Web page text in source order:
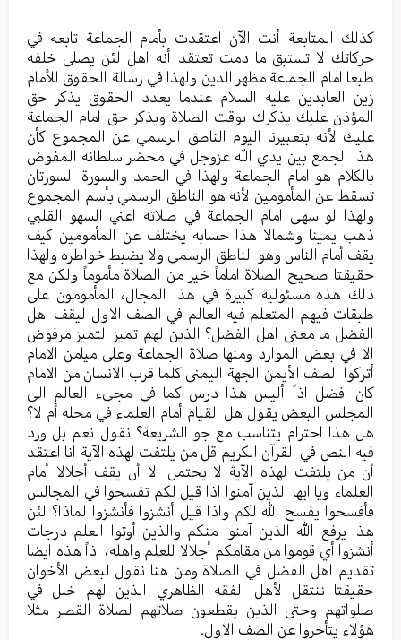
كذلك المتابعة أنت الآن اعتقدت بأمام الجماعة تابعه في
حركاتك لا تستبق ما دمت تعتقد أنه اهل لئن يصلى خلفه
طبعا امام الجماعة مظهر الدين ولهذا في رسالة الحقوق للأمام
زين العابدين عليه السلام عندما يعدد الحقوق يذكر حق
المؤذن عليك يذكرك بوقت الصلاة ويذكر حق امام الجماعة
عليك لأنه بتعبيرنا اليوم الناطق الرسمي عن المجموع كأن
هذا الجمع بين يدي الله عزوجل في محضر سلطانه المفوض
بالكلام هو امام الجماعة ولهذا في الحمد والسورة السورتان
تسقط عن المأمومين لأنه هو الناطق الرسمي بأسم المجموع
ولهذا لو سهى امام الجماعة في صلاته اعني السهو القلبي
ذهب يمينا وشمالا هذا حسابه يختلف عن المأمومين كيف
يقف أمام الناس وهو الناطق الرسمي ولا يضبط خواطره ولهذا
حقيقتا صحيح الصلاة اماماً خير من الصلاة مأموماً ولكن مع
ذلك هذه مسئولية كبيرة في هذا المجال، المأمومون على
طبقات فيهم المتعلم فيه العالم في الصف الاول ليقف اهل
الفضل ما معنى اهل الفضل؟ الذين لهم تميز التميز مرفوض
الا في بعض الموارد ومنها صلاة الجماعة وعلى ميامن الامام
أتركوا الصف الأيمن الجهة اليمنى كلما قرب الانسان من الامام
كان افضل اذاً أليس هذا درس كما في مجيء العالم الى
المجلس البعض يقول هل القيام أمام العلماء في محله أم لا؟
هل هذا احترام يتناسب مع جو الشريعة؟ نقول نعم بل ورد
فيه النص في القرآن الكريم قل من يلتفت لهذه الآية انا اعتقد
أن من يلتفت لهذه الآية لا يحتمل الا أن يقف أجلالا أمام
العلماء ويا ايها الذين آمنوا اذا قيل لكم تفسحوا في المجالس
فأفسحوا يفسح الله لكم واذا قيل أنشزوا فأنشزوا لماذا؟ لئن
هذا يرفع الله الذين آمنوا منكم والذين أوتوا العلم درجات
أنشزوا أي قوموا من مقامكم أجلالا للعلم واهله، اذاً هذه ايضا
تقديم اهل الفضل في الصلاة ومن هنا نقول لبعض الأخوان
حقيقتا ننتقل لأهل الفقه الظاهري الذين لهم خلل في
صلواتهم وحتى الذين يقطعون صلاتهم لصلاة القصر مثلا
هؤلاء يتأخروا عن الصف الاول.